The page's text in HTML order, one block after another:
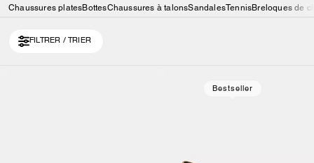
Chaussures platesBottesChaussures à talonsSandalesTennisBreloques de
FILTRER / TRIER
Bestseller